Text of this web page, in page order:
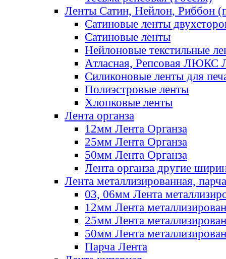
Ленты Сатин, Нейлон, Риббон
Сатиновые ленты
Сатиновые ленты
Нейлоновые текстильные
Атласная, Репсовая ЛЮКС
Силиконовые ленты для
Полиэстровые ленты
Хлопковые ленты
Лента органза
12мм Лента Органза
25мм Лента Органза
50мм Лента Органза
Лента органза другие
Лента металлизированная, парча
03, 06мм Лента
12мм Лента
25мм Лента
50мм Лента
Парча Лента